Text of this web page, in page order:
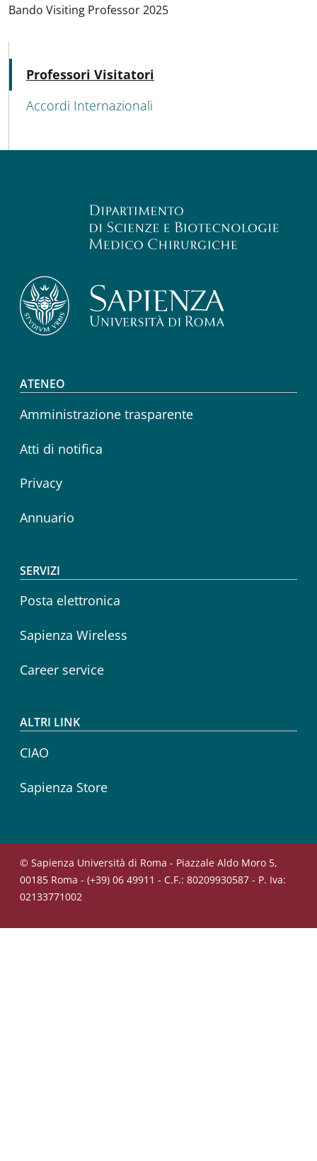
Bando Visiting Professor 2025
MENU CEV SECOND NAVIGATION
Professori Visitatori
Accordi Internazionali
Footer menu
ATENEO
Amministrazione trasparente
Atti di notifica
Privacy
Annuario
SERVIZI
Posta elettronica
Sapienza Wireless
Career service
ALTRI LINK
CIAO
Sapienza Store
© Sapienza Università di Roma - Piazzale Aldo Moro 5,
00185 Roma - (+39) 06 49911 - C.F.: 80209930587 - P. Iva:
02133771002